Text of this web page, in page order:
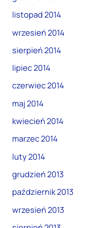
listopad 2014
wrzesień 2014
sierpień 2014
lipiec 2014
czerwiec 2014
maj 2014
kwiecień 2014
marzec 2014
luty 2014
grudzień 2013
październik 2013
wrzesień 2013